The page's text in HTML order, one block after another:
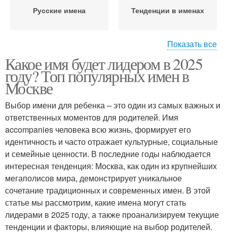
Русские имена Тенденции в именах
Сети на выбор Новые имена
Популярные имена
Показать все
Какое имя будет лидером в 2025
году? Топ популярных имен в
Москве
Выбор имени для ребенка – это один из самых важных и
ответственных моментов для родителей. Имя
accompanies человека всю жизнь, формирует его
идентичность и часто отражает культурные, социальные
и семейные ценности. В последние годы наблюдается
интересная тенденция: Москва, как один из крупнейших
мегаполисов мира, демонстрирует уникальное
сочетание традиционных и современных имен. В этой
статье мы рассмотрим, какие имена могут стать
лидерами в 2025 году, а также проанализируем текущие
тенденции и факторы, влияющие на выбор родителей.